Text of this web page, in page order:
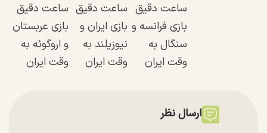
ساعت دقیق
بازی فرانسه و
سنگال به
وقت ایران
ساعت دقیق
بازی ایران و
نیوزیلند به
وقت ایران
ساعت دقیق
بازی عربستان
و اروگوئه به
وقت ایران
ارسال نظر